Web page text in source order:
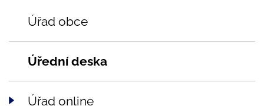
Úřad obce
Úřední deska
Úřad online